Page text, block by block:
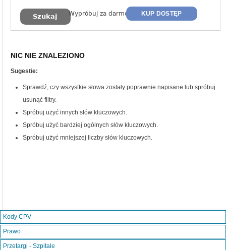
Wypróbuj za darmo KUP DOSTĘP
NIC NIE ZNALEZIONO
Sugestie:
Sprawdź, czy wszystkie słowa zostały poprawnie napisane lub spróbuj
usunąć filtry.
Spróbuj użyć innych słów kluczowych.
Spróbuj użyć bardziej ogólnych słów kluczowych.
Spróbuj użyć mniejszej liczby słów kluczowych.
Kody CPV
Prawo
Przetargi - Szpitale